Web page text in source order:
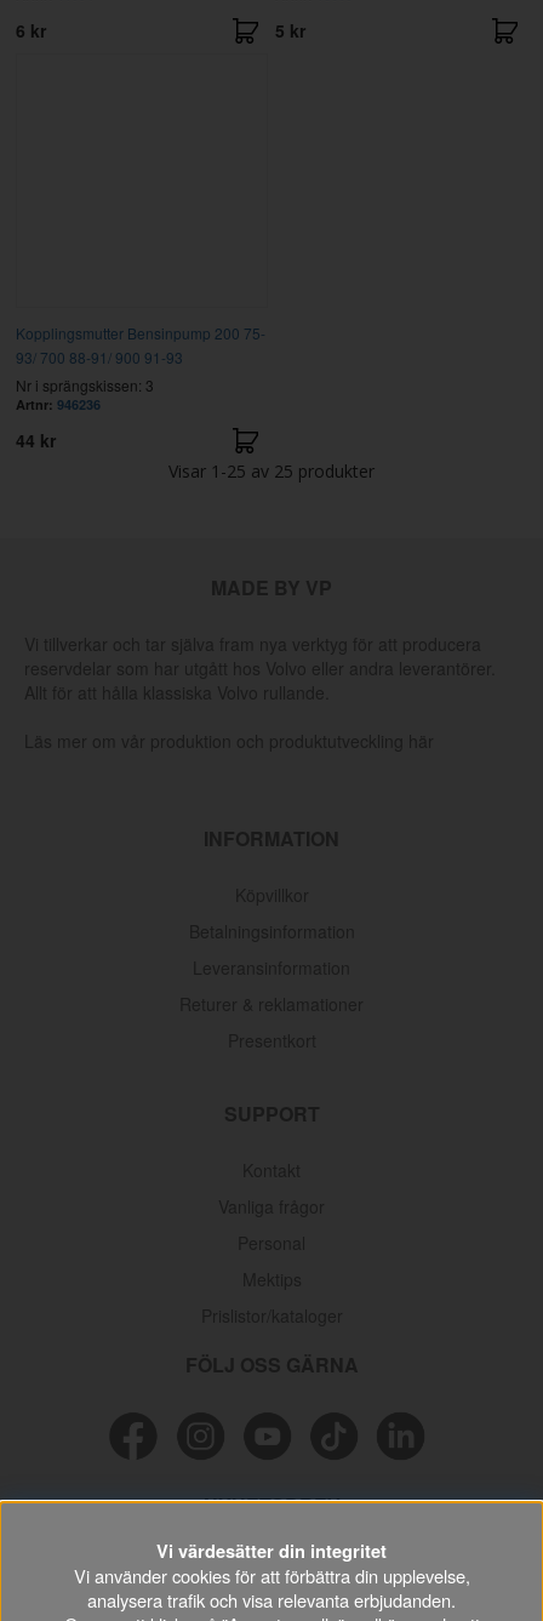
6 kr 5 kr
Kopplingsmutter Bensinpump 200 75-
93/ 700 88-91/ 900 91-93
Nr i sprängskissen: 3
Artnr: 946236
44 kr
Visar 1-25 av 25 produkter
NYHETSBREV
Missa inga erbjudanden, information och nyttiga tips & tricks
kring din hobby.
Vi värdesätter din integritet
Vi använder cookies för att förbättra din upplevelse,
analysera trafik och visa relevanta erbjudanden.